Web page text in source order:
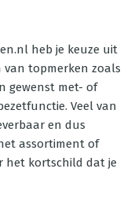
heb je keuze uit
topmerken zoals
gewenst met- of
Veel van
en dus
assortiment of
het kortschild dat je